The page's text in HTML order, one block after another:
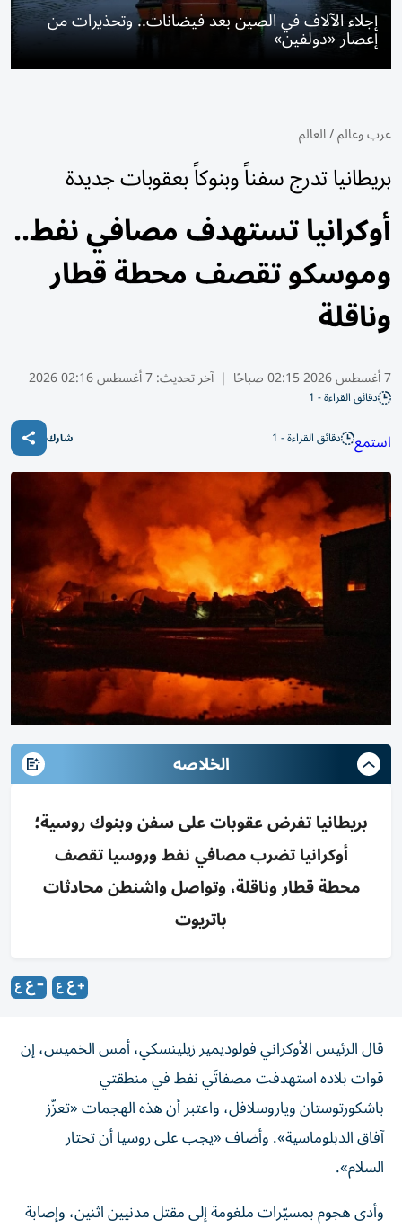
إجلاء الآلاف في الصين بعد فيضانات.. وتحذيرات من
إعصار «دولفين»
عرب وعالم/العالم
بريطانيا تدرج سفناً وبنوكاً بعقوبات جديدة
أوكرانيا تستهدف مصافي نفط..
وموسكو تقصف محطة قطار
وناقلة
7 أغسطس 2026 02:15 صباحًا | آخر تحديث:7 أغسطس 02:16 2026
دقائق القراءة - 1
استمع دقائق القراءة - 1 شارك
الخلاصه
بريطانيا تفرض عقوبات على سفن وبنوك روسية؛
أوكرانيا تضرب مصافي نفط وروسيا تقصف
محطة قطار وناقلة، وتواصل واشنطن محادثات
باتريوت
قال الرئيس الأوكراني فولوديمير زيلينسكي، أمس الخميس، إن
قوات بلاده استهدفت مصفاتَي نفط في منطقتي
باشكورتوستان وياروسلافل، واعتبر أن هذه الهجمات «تعزّز
آفاق الدبلوماسية». وأضاف «يجب على روسيا أن تختار
السلام».
وأدى هجوم بمسيّرات ملغومة إلى مقتل مدنيين ​اثنين، وإصابة